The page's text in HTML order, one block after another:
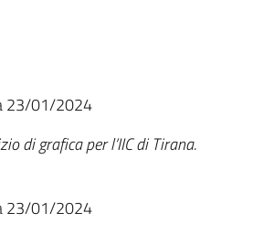
23/01/2024
di grafica per l’IIC di Tirana.
23/01/2024